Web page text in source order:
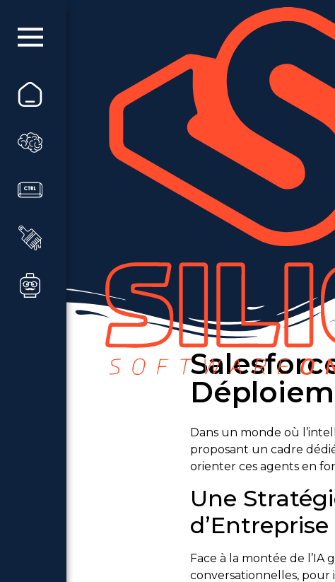
Dans un monde où
proposant un cadre
orienter ces agents en
Une
d’Entreprise
Face à la montée de
conversationnelles, pour